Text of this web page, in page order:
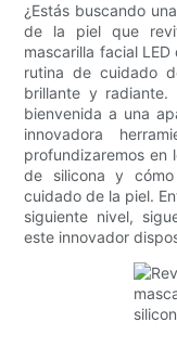
¿Estás buscando
de la piel que
mascarilla facial
rutina de cuidado
brillante y
bienvenida a una
innovadora
profundizaremos en
de silicona y
cuidado de la piel.
siguiente nivel,
este innovador